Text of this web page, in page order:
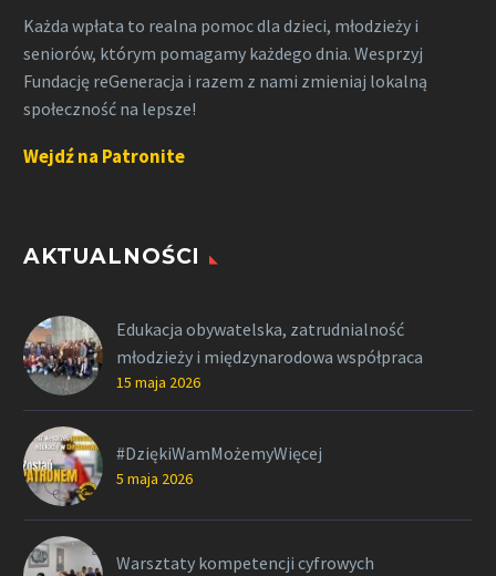
Każda wpłata to realna pomoc dla dzieci, młodzieży i
seniorów, którym pomagamy każdego dnia. Wesprzyj
Fundację reGeneracja i razem z nami zmieniaj lokalną
społeczność na lepsze!
Wejdź na Patronite
AKTUALNOŚCI
Edukacja obywatelska, zatrudnialność
młodzieży i międzynarodowa współpraca
15 maja 2026
#DziękiWamMożemyWięcej
5 maja 2026
Warsztaty kompetencji cyfrowych